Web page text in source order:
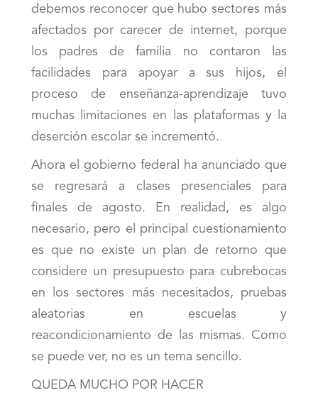
debemos reconocer que hubo sectores más
afectados por carecer de internet, porque
los padres de familia no contaron las
facilidades para apoyar a sus hijos, el
proceso de enseñanza-aprendizaje tuvo
muchas limitaciones en las plataformas y la
deserción escolar se incrementó.
Ahora el gobierno federal ha anunciado que
se regresará a clases presenciales para
finales de agosto. En realidad, es algo
necesario, pero el principal cuestionamiento
es que no existe un plan de retorno que
considere un presupuesto para cubrebocas
en los sectores más necesitados, pruebas
aleatorias en escuelas y
reacondicionamiento de las mismas. Como
se puede ver, no es un tema sencillo.
QUEDA MUCHO POR HACER